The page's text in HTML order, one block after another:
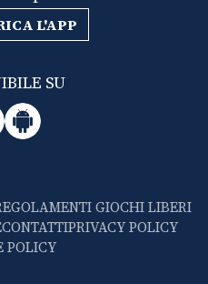
L'APP
SU
GIOCHI LIBERI
CONTATTIPRIVACY POLICY
POLICY